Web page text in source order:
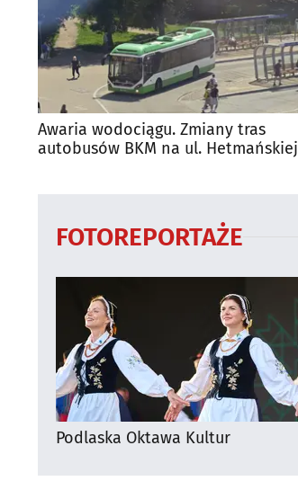
Awaria wodociągu. Zmiany tras
autobusów BKM na ul. Hetmańskiej
FOTOREPORTAŻE
Podlaska Oktawa Kultur